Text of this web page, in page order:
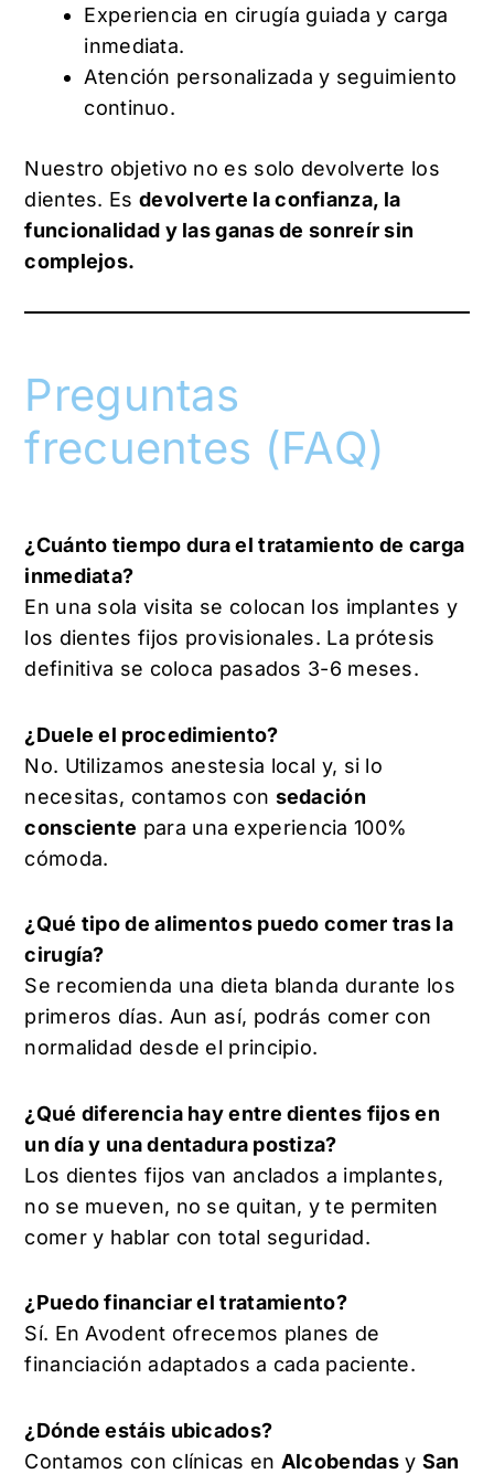
Experiencia en cirugía guiada y carga
inmediata.
Atención personalizada y seguimiento
continuo.
Nuestro objetivo no es solo devolverte los
dientes. Es devolverte la confianza, la
funcionalidad y las ganas de sonreír sin
complejos.
Preguntas
frecuentes (FAQ)
¿Cuánto tiempo dura el tratamiento de carga
inmediata?
En una sola visita se colocan los implantes y
los dientes fijos provisionales. La prótesis
definitiva se coloca pasados 3-6 meses.
¿Duele el procedimiento?
No. Utilizamos anestesia local y, si lo
necesitas, contamos con sedación
consciente para una experiencia 100%
cómoda.
¿Qué tipo de alimentos puedo comer tras la
cirugía?
Se recomienda una dieta blanda durante los
primeros días. Aun así, podrás comer con
normalidad desde el principio.
¿Qué diferencia hay entre dientes fijos en
un día y una dentadura postiza?
Los dientes fijos van anclados a implantes,
no se mueven, no se quitan, y te permiten
comer y hablar con total seguridad.
¿Puedo financiar el tratamiento?
Sí. En Avodent ofrecemos planes de
financiación adaptados a cada paciente.
¿Dónde estáis ubicados?
Contamos con clínicas en Alcobendasy San